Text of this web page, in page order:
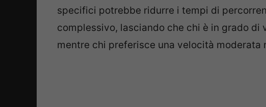
specifici potrebbe ridurre i tempi di
complessivo, lasciando che chi è in grado
mentre chi preferisce una velocità moderata